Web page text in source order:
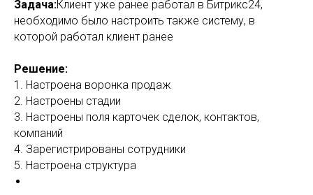
Задача:Клиент уже ранее работал в Битрикс24,
необходимо было настроить также систему, в
которой работал клиент ранее
Решение:
1. Настроена воронка продаж
2. Настроены стадии
3. Настроены поля карточек сделок, контактов,
компаний
4. Зарегистрированы сотрудники
5. Настроена структура